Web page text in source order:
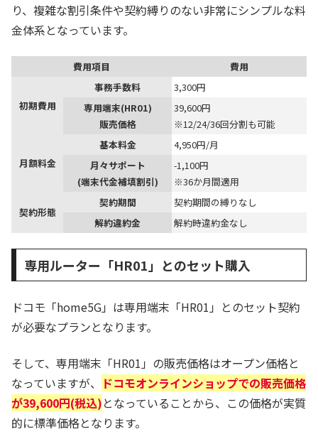
り、複雑な割引条件や契約縛りのない非常にシンプルな料
金体系となっています。
費用項目 費用
初期費用
事務手数料
3,300円
専用端末(HR01)
販売価格
39,600円
※12/24/36回分割も可能
月額料金
基本料金
4,950円/月
月々サポート
(端末代金補填割引)
-1,100円
※36か月間適用
契約形態
契約期間
契約期間の縛りなし
解約違約金
解約時違約金なし
専用ルーター「HR01」とのセット購入
ドコモ「home5G」は専用端末「HR01」とのセット契約
が必要なプランとなります。
そして、専用端末「HR01」の販売価格はオープン価格と
なっていますが、 ドコモオンラインショップでの販売価格
が39,600円(税込)となっていることから、この価格が実質
的に標準価格となります。